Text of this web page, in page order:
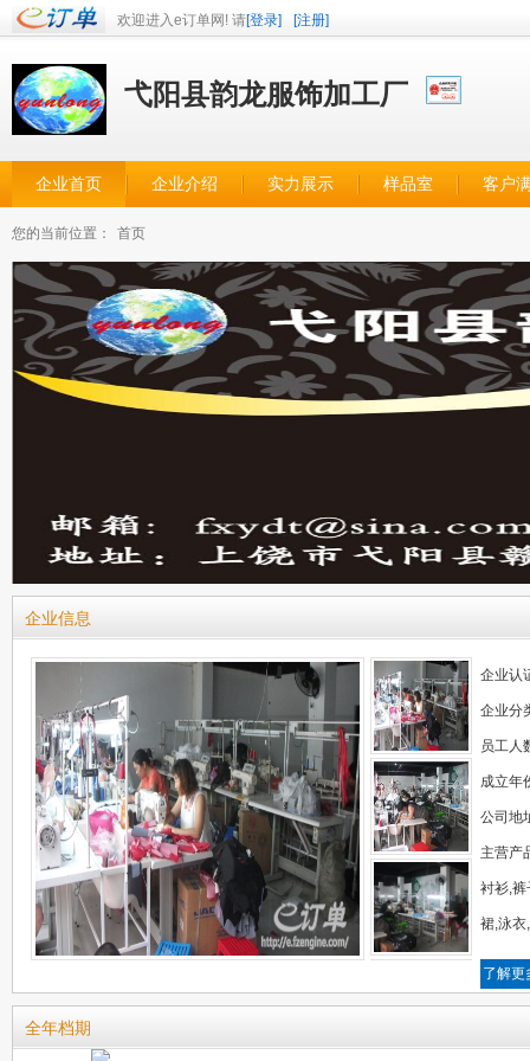
欢迎进入e订单网! 请[登录] [注册]
弋阳县韵龙服饰加工厂
企业首页 企业介绍 实力展示 样品室 客户
您的当前位置： 首页
企业信息
企业认
企业分
员工人
成立年
公司地
主营产
衬衫,裤
裙,泳衣
了解更
全年档期